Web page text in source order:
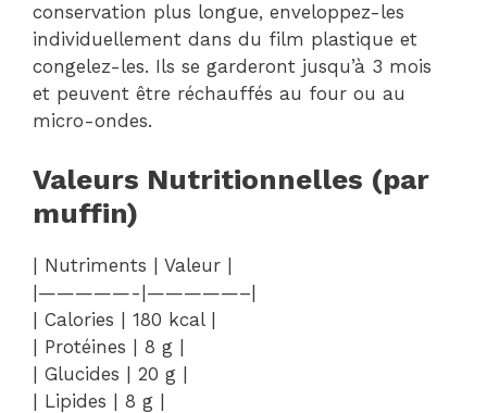
conservation plus longue, enveloppez-les
individuellement dans du film plastique et
congelez-les. Ils se garderont jusqu’à 3 mois
et peuvent être réchauffés au four ou au
micro-ondes.
Valeurs Nutritionnelles (par
muffin)
| Nutriments | Valeur |
|—————-|—————–|
| Calories | 180 kcal |
| Protéines | 8 g |
| Glucides | 20 g |
| Lipides | 8 g |